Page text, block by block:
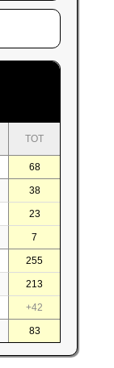
TOT
68
38
23
7
255
213
+42
83